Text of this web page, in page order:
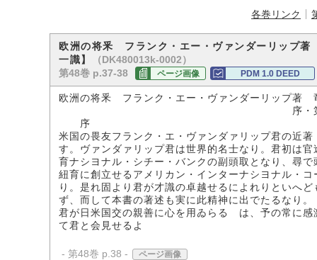
各巻リンク
欧洲の将釆 フランク・エー・ヴァンダーリッ
一識】
（DK480013k-0002）
第48巻 p.37-38
ページ画像 PDM 1.0 DEED
欧洲の将釆 フランク・エー・ヴァンダーリップ著
序・第一―四頁 大正
序
米国の畏友フランク・エ・ヴァンダァリップ君の近
す。ヴァンダァリップ君は世界的名士なり。君初は
育ナシヨナル・シチー・バンクの副頭取となり、尋
紐育に創立せるアメリカン・インターナシヨナル・
り。是れ固より君が才識の卓越せるによれりといへ
ず、而して本書の著述も実に此精神に出でたるなり。
君が日米国交の親善に心を用ゐらるゝは、予の常に
て君と会見せるよ
- 第48巻 p.38 - ページ画像